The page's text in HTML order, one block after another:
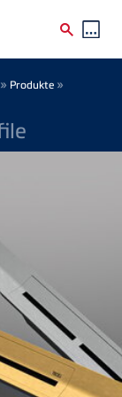
» Produkte »